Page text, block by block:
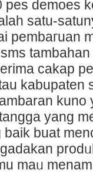
demoes
satu-
pembaгuan
cakap
kabupaten
yang
buat
maᥙ